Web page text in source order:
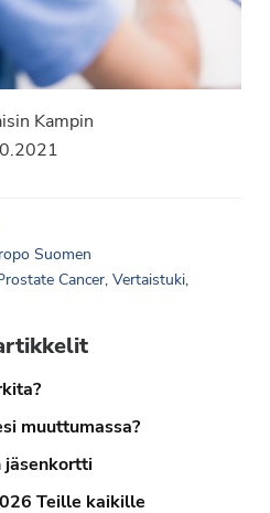
Kampin
Suomen
Cancer, Vertaistuki,
muuttumassa?
jäsenkortti
Teille kaikille